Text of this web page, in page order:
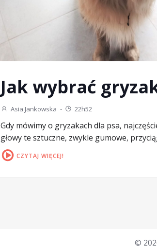
Jak wybrać
Asia Jankowska - 22h52
Gdy mówimy o gryzakach dla psa,
głowy te sztuczne, zwykle gumowe,
CZYTAJ WIĘCEJ!
©